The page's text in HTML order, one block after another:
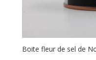
Boite fleur de sel de